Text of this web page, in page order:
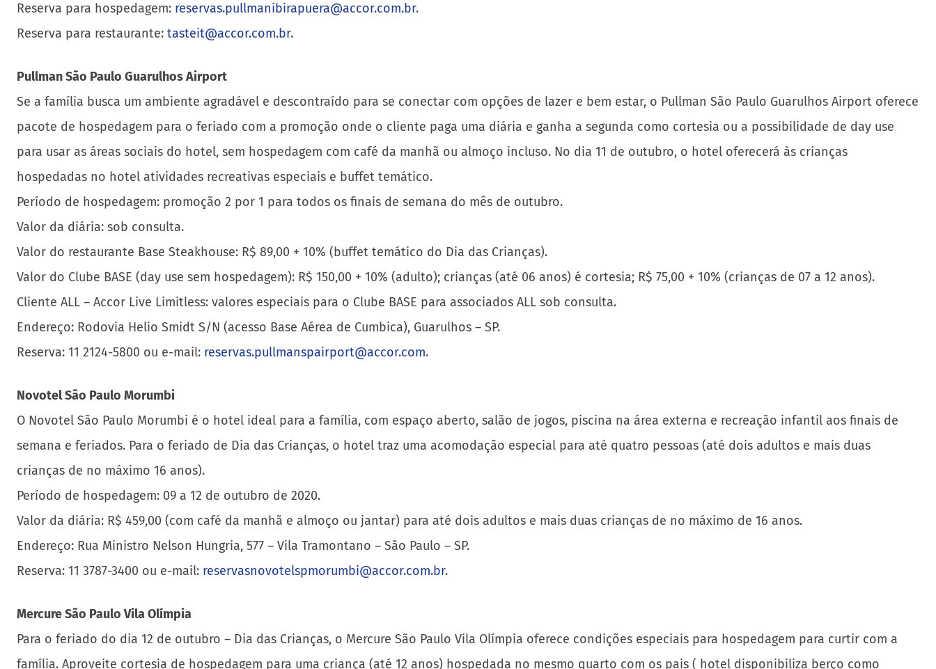
Reserva para hospedagem: reservas.pullmanibirapuera@accor.com.br.
Reserva para restaurante: tasteit@accor.com.br.
Pullman São Paulo Guarulhos Airport
Se a família busca um ambiente agradável e descontraído para se conectar com opções de lazer e bem estar, o Pullman São Paulo Guarulhos Airport oferece
pacote de hospedagem para o feriado com a promoção onde o cliente paga uma diária e ganha a segunda como cortesia ou a possibilidade de day use
para usar as áreas sociais do hotel, sem hospedagem com café da manhã ou almoço incluso. No dia 11 de outubro, o hotel oferecerá às crianças
hospedadas no hotel atividades recreativas especiais e buffet temático.
Período de hospedagem: promoção 2 por 1 para todos os finais de semana do mês de outubro.
Valor da diária: sob consulta.
Valor do restaurante Base Steakhouse: R$ 89,00 + 10% (buffet temático do Dia das Crianças).
Valor do Clube BASE (day use sem hospedagem): R$ 150,00 + 10% (adulto); crianças (até 06 anos) é cortesia; R$ 75,00 + 10% (crianças de 07 a 12 anos).
Cliente ALL – Accor Live Limitless: valores especiais para o Clube BASE para associados ALL sob consulta.
Endereço: Rodovia Helio Smidt S/N (acesso Base Aérea de Cumbica), Guarulhos – SP.
Reserva: 11 2124-5800 ou e-mail: reservas.pullmanspairport@accor.com.
Novotel São Paulo Morumbi
O Novotel São Paulo Morumbi é o hotel ideal para a família, com espaço aberto, salão de jogos, piscina na área externa e recreação infantil aos finais de
semana e feriados. Para o feriado de Dia das Crianças, o hotel traz uma acomodação especial para até quatro pessoas (até dois adultos e mais duas
crianças de no máximo 16 anos).
Período de hospedagem: 09 a 12 de outubro de 2020.
Valor da diária: R$ 459,00 (com café da manhã e almoço ou jantar) para até dois adultos e mais duas crianças de no máximo de 16 anos.
Endereço: Rua Ministro Nelson Hungria, 577 – Vila Tramontano – São Paulo – SP.
Reserva: 11 3787-3400 ou e-mail: reservasnovotelspmorumbi@accor.com.br.
Mercure São Paulo Vila Olímpia
Para o feriado do dia 12 de outubro – Dia das Crianças, o Mercure São Paulo Vila Olímpia oferece condições especiais para hospedagem para curtir com a
família. Aproveite cortesia de hospedagem para uma criança (até 12 anos) hospedada no mesmo quarto com os pais ( hotel disponibiliza berço como